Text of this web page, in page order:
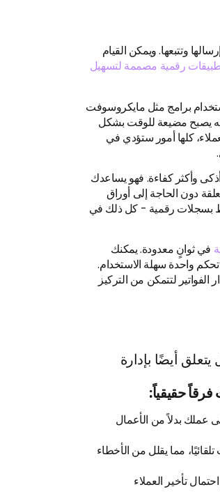
وتتبعها. ويمكن القيام
رقمية مصممة لتسهيل
برامج مثل مايكروسوفت
أنه يصبح مضيعة للوقت بشكل
كلها أمور ستؤدي في
وأكثر كفاءة. فهو يساعدك
دون الحاجة إلى أوراق
بسجلات رقمية - كل ذلك في
في ثوانٍ معدودة. يمكنك
واحدة سهلة الاستخدام.
لتتمكن من التركيز
أيضًا بإدارة
حقيقياً:
عملك بدلاً من الأعمال
مما يقلل من الأخطاء
تأخير العملاء